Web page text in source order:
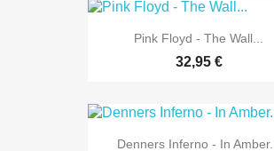
Pink Floyd - The Wall...
32,95 €
Denners Inferno - In Amber...